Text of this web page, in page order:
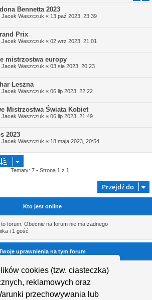
cookies (tzw. ciasteczka)
reklamowych oraz
przechowywania lub
Bennetta 2023
Jacek Waszczuk « 13 paź 2023, 23:39
Prix
Jacek Waszczuk « 02 wrz 2023, 21:01
mistrzostwa europy
Jacek Waszczuk « 03 sie 2023, 20:23
Leszna
Jacek Waszczuk « 06 lip 2023, 22:22
Mistrzostwa Świata Kobiet
Jacek Waszczuk « 06 lip 2023, 21:49
2023
Jacek Waszczuk « 18 maja 2023, 20:54
Tematy: 7 • Strona 1 z 1
Przejdź do
Kto jest online
forum: Obecnie na forum nie ma żadnego
i 1 gość
uprawnienia na tym forum
tematów
postów
postów